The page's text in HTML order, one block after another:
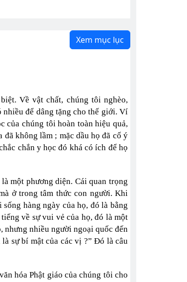
Xem mục lục
Về vật chất, chúng tôi nghèo,
để dâng tặng cho thế giới. Ví
của chúng tôi hoàn toàn hiệu quả,
không lầm ; mặc dầu họ đã cố ý
chắn y học đó khá có ích để họ
một phương diện. Cái quan trọng
ở trong tâm thức con người. Khi
hàng ngày của họ, đó là bằng
về sự vui vẻ của họ, đó là một
nhưng nhiều người ngoại quốc đến
sự bí mật của các vị ?” Đó là câu
hóa Phật giáo của chúng tôi cho